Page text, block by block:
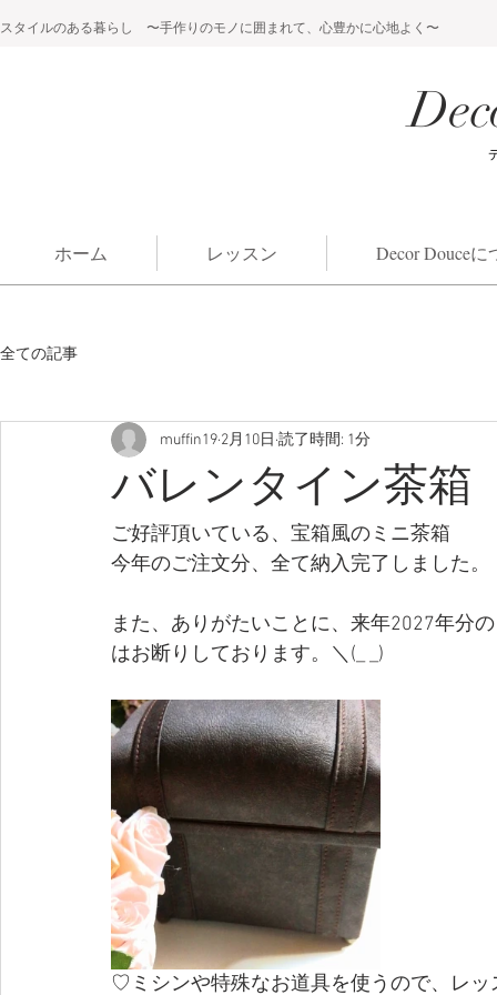
スタイルのある暮らし 〜手作りのモノに囲まれて、心豊かに心地よく〜
ホーム レッスン Decor Douceに
全ての記事
バレンタイン茶箱
muffin19 2月10日 読了時間: 1分
ご好評頂いている、宝箱風のミニ茶箱
今年のご注文分、全て納入完了しました。
また、ありがたいことに、来年2027年分
はお断りしております。＼(_ _)
♡ミシンや特殊なお道具を使うので、レッ